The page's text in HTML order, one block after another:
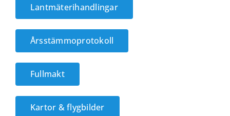
Lantmäterihandlingar
Årsstämmoprotokoll
Fullmakt
Kartor & flygbilder